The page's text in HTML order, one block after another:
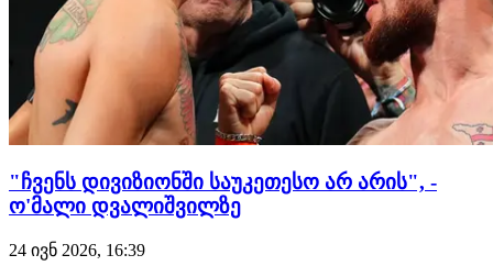
"ჩვენს დივიზიონში საუკეთესო არ არის", -
ო'მალი დვალიშვილზე
24 ივნ 2026, 16:39